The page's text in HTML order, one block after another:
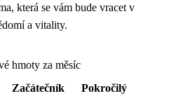
která se vám bude vracet v
a vitality.
hmoty za měsíc
Začátečník Pokročilý